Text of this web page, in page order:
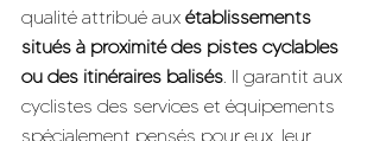
qualité attribué aux établissements
situés à proximité des pistes cyclables
ou des itinéraires balisés . Il garantit aux
cyclistes des services et équipements
spécialement pensés pour eux, leur